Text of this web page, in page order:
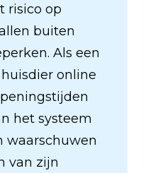
risico op
buiten
Als een
online
het systeem
waarschuwen
van zijn